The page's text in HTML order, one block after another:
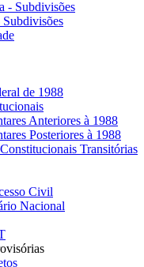
- Subdivisões
de 1988
Anteriores à 1988
Posteriores à 1988
Transitórias
Civil
Nacional